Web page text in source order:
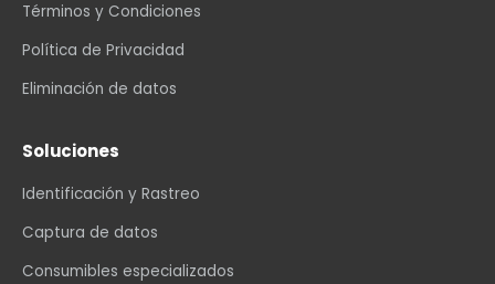
Términos y Condiciones
Política de Privacidad
Eliminación de datos
Soluciones
Identificación y Rastreo
Captura de datos
Consumibles especializados